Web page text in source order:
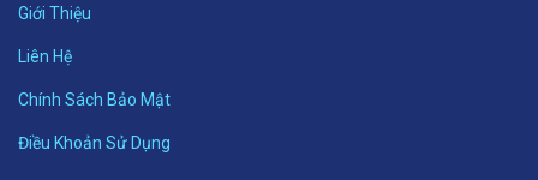
Giới Thiệu
Liên Hệ
Chính Sách Bảo Mật
Điều Khoản Sử Dụng